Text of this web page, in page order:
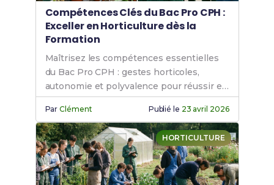
Compétences Clés du Bac Pro CPH :
Exceller en Horticulture dès la
Formation
Maîtrisez les compétences essentielles
du Bac Pro CPH : gestes horticoles,
autonomie et polyvalence pour réussir en
horticulture.
ParClément Publié le 23 avril 2026
HORTICULTURE